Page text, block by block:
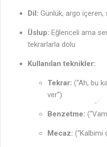
Dil: Günlük, argo içeren,
Üslup: Eğlenceli ama
tekrarlarla dolu
Kullanılan teknikler:
Tekrar: (“Ah, bu
ver”)
Benzetme:
Mecaz: (“Kalbimi